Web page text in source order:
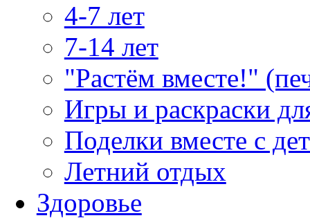
4-7 лет
7-14 лет
"Растём вместе!"
Игры и раскраски
Поделки вместе с
Летний отдых
Здоровье